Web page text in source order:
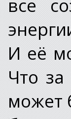
И её
Что
может